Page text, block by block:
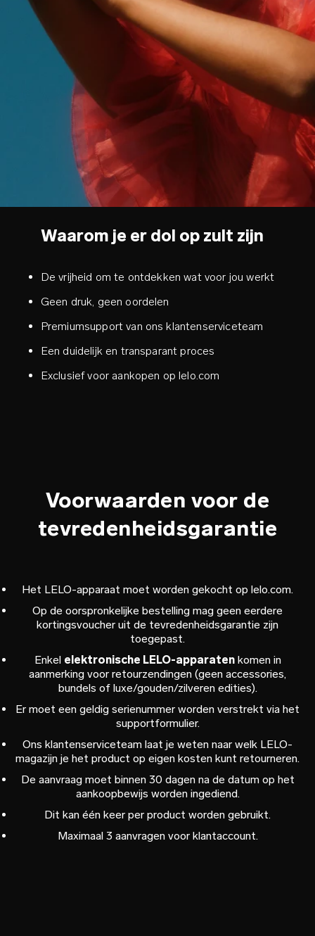
Waarom je er dol op zult zijn
De vrijheid om te ontdekken wat voor jou werkt
Geen druk, geen oordelen
Premiumsupport van ons klantenserviceteam
Een duidelijk en transparant proces
Exclusief voor aankopen op lelo.com
Voorwaarden voor de
tevredenheidsgarantie
Het LELO-apparaat moet worden gekocht op lelo.com.
Op de oorspronkelijke bestelling mag geen eerdere
kortingsvoucher uit de tevredenheidsgarantie zijn
toegepast.
Enkel elektronische LELO-apparatenkomen in
aanmerking voor retourzendingen (geen accessories,
bundels of luxe/gouden/zilveren edities).
Er moet een geldig serienummer worden verstrekt via het
supportformulier.
Ons klantenserviceteam laat je weten naar welk LELO-
magazijn je het product op eigen kosten kunt retourneren.
De aanvraag moet binnen 30 dagen na de datum op het
aankoopbewijs worden ingediend.
Dit kan één keer per product worden gebruikt.
Maximaal 3 aanvragen voor klantaccount.